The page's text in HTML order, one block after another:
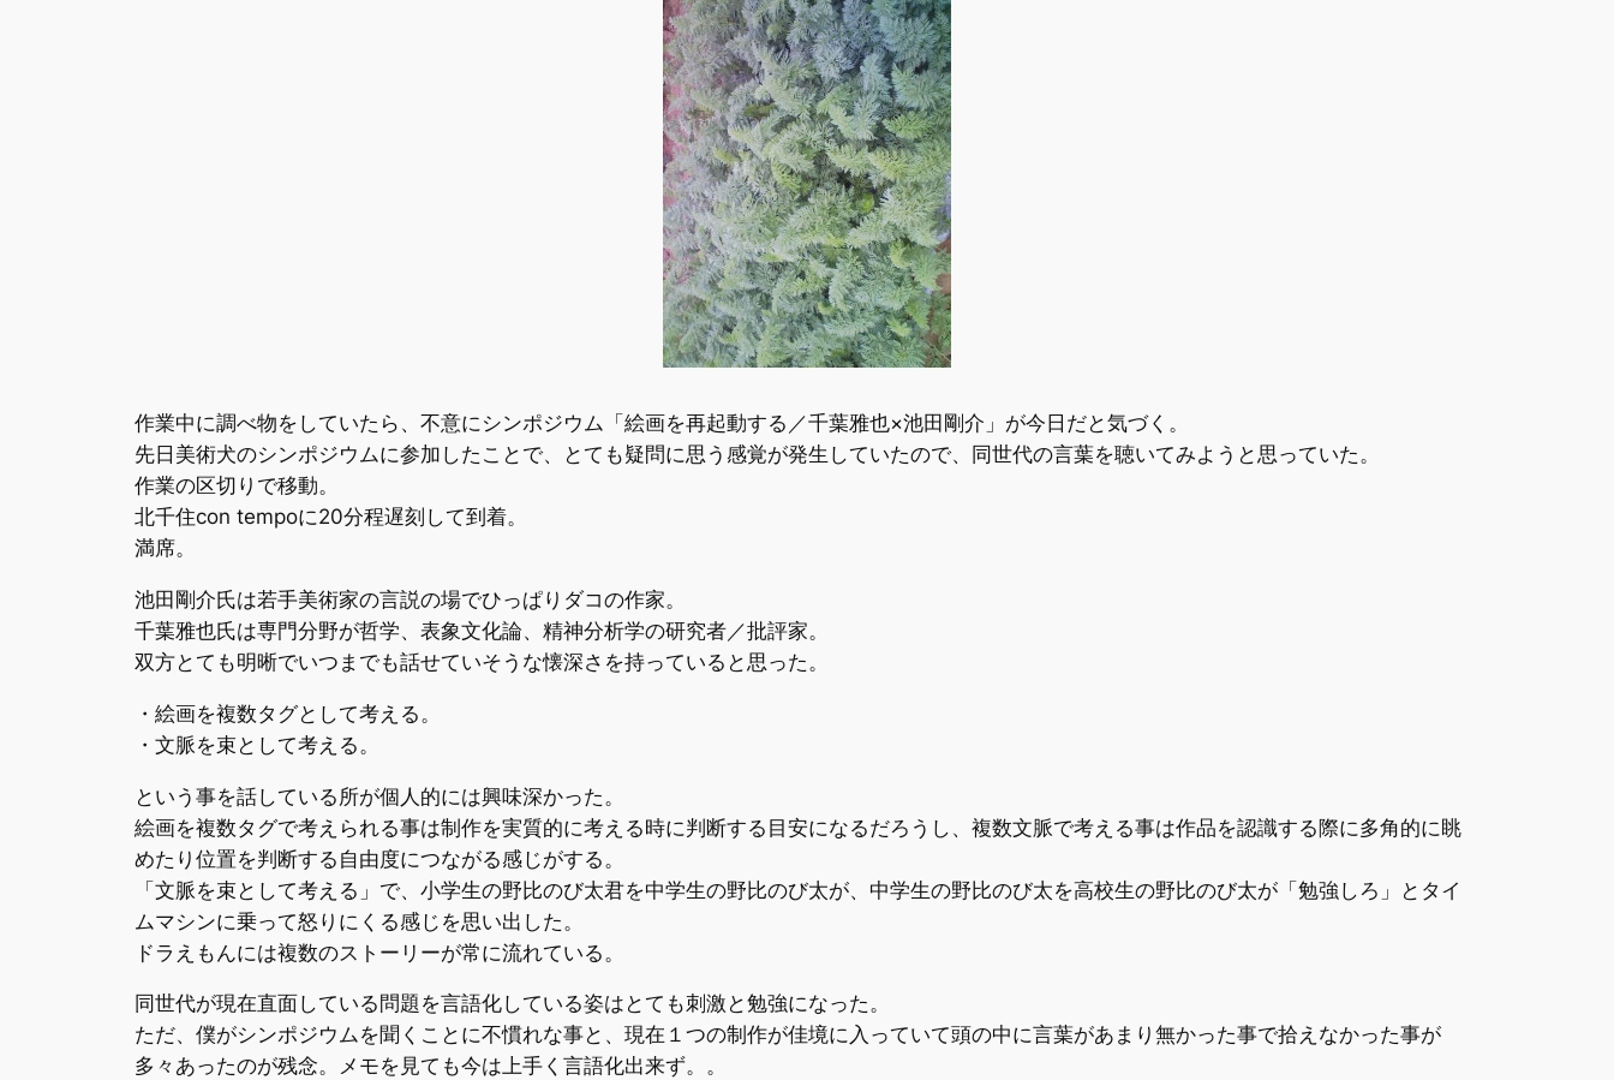
作業中に調べ物をしていたら、不意にシンポジウム「絵画を再起動する／千葉雅也×池田剛介」が今日だと気づく。
先日美術犬のシンポジウムに参加したことで、とても疑問に思う感覚が発生していたので、同世代の言葉を聴いてみようと思っていた。
作業の区切りで移動。
北千住con tempoに20分程遅刻して到着。
満席。
池田剛介氏は若手美術家の言説の場でひっぱりダコの作家。
千葉雅也氏は専門分野が哲学、表象文化論、精神分析学の研究者／批評家。
双方とても明晰でいつまでも話せていそうな懐深さを持っていると思った。
・絵画を複数タグとして考える。
・文脈を束として考える。
という事を話している所が個人的には興味深かった。
絵画を複数タグで考えられる事は制作を実質的に考える時に判断する目安になるだろうし、複数文脈で考える事は作品を認識する際に多角的に眺
めたり位置を判断する自由度につながる感じがする。
「文脈を束として考える」で、小学生の野比のび太君を中学生の野比のび太が、中学生の野比のび太を高校生の野比のび太が「勉強しろ」とタイ
ムマシンに乗って怒りにくる感じを思い出した。
ドラえもんには複数のストーリーが常に流れている。
同世代が現在直面している問題を言語化している姿はとても刺激と勉強になった。
ただ、僕がシンポジウムを聞くことに不慣れな事と、現在１つの制作が佳境に入っていて頭の中に言葉があまり無かった事で拾えなかった事が
多々あったのが残念。メモを見ても今は上手く言語化出来ず。。